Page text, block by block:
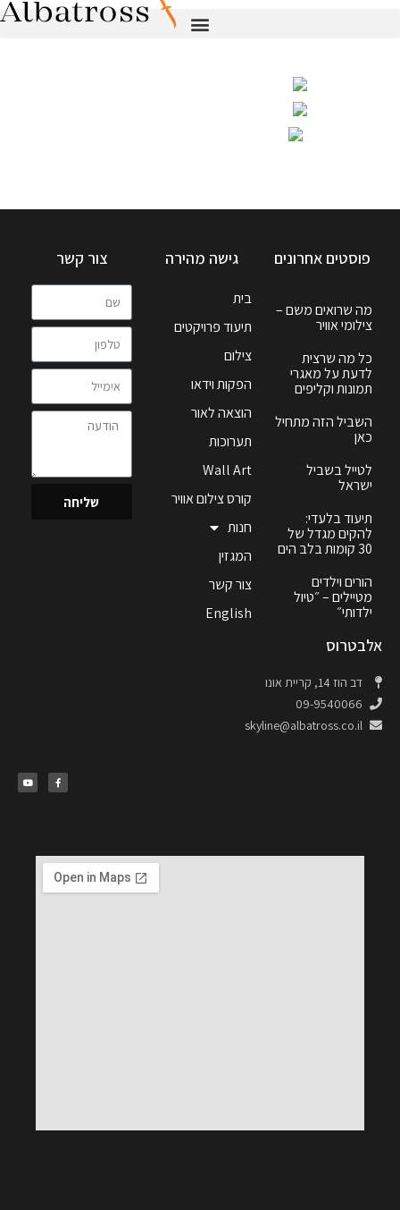
פוסטים אחרונים
מה שרואים משם –
צילומי אוויר
כל מה שרצית
לדעת על מאגרי
תמונות וקליפים
השביל הזה מתחיל
כאן
לטייל בשביל
ישראל
תיעוד בלעדי:
להקים מגדל של
30 קומות בלב הים
הורים וילדים
מטיילים – ״טיול
ילדותי״
גישה מהירה
בית
תיעוד פרויקטים
צילום
הפקות וידאו
הוצאה לאור
תערוכות
Wall Art
קורס צילום אוויר
חנות
המגזין
צור קשר
English
צור קשר
שליחה
אלבטרוס
דב הוז 14, קריית אונו
09-9540066
skyline@albatross.co.il